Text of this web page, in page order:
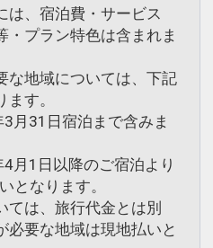
オープンした宮島水
メリ、カワウソ、ペ
のゾーンで展開。
あい」をコンセプト
中心とした約350
を展示しています。
、現在は豊国神社と
枚分の広さから別
宮島の景色を一望す
スポット【２】
同元年（806年）
は、宿泊費・サービス
・プラン特色は含まれま
な地域については、下記
す。
月31日宿泊まで含みま
月1日以降のご宿泊より
となります。
ては、旅行代金とは別
必要な地域は現地払いと